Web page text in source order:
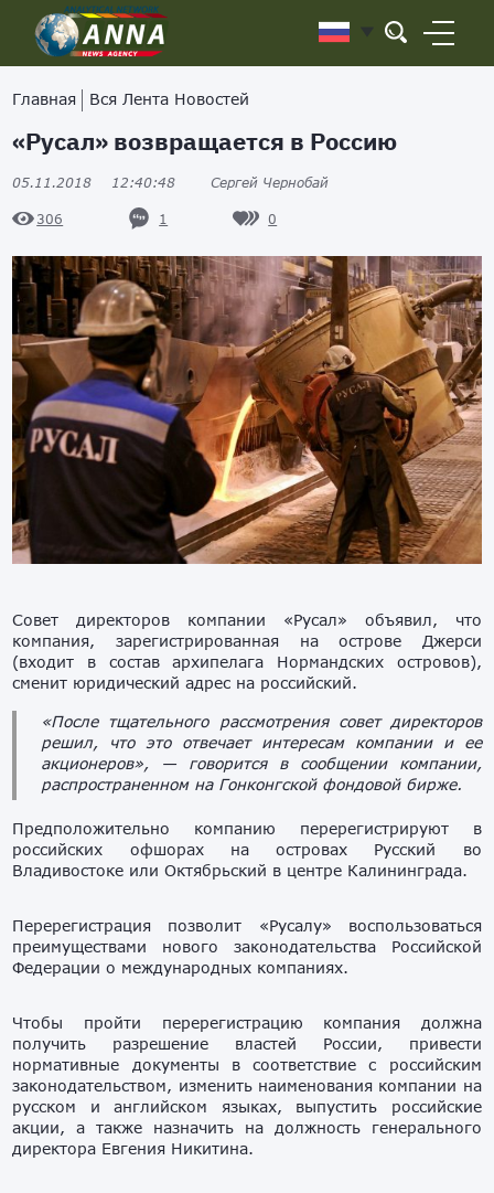
Главная Вся Лента Новостей
«Русал» возвращается в Россию
05.11.2018 12:40:48 Сергей Чернобай
306 1 0
Совет директоров компании «Русал» объявил, что
компания, зарегистрированная на острове Джерси
(входит в состав архипелага Нормандских островов),
сменит юридический адрес на российский.
«После тщательного рассмотрения совет директоров
решил, что это отвечает интересам компании и ее
акционеров», — говорится в сообщении компании,
распространенном на Гонконгской фондовой бирже.
Предположительно компанию перерегистрируют в
российских офшорах на островах Русский во
Владивостоке или Октябрьский в центре Калининграда.
Перерегистрация позволит «Русалу» воспользоваться
преимуществами нового законодательства Российской
Федерации о международных компаниях.
Чтобы пройти перерегистрацию компания должна
получить разрешение властей России, привести
нормативные документы в соответствие с российским
законодательством, изменить наименования компании на
русском и английском языках, выпустить российские
акции, а также назначить на должность генерального
директора Евгения Никитина.